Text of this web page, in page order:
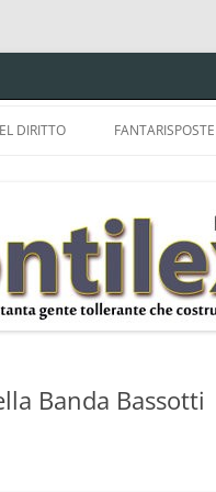
DIRITTO
DELLA LDA 633.
E
FANTARISPOSTE
Banda Bassotti